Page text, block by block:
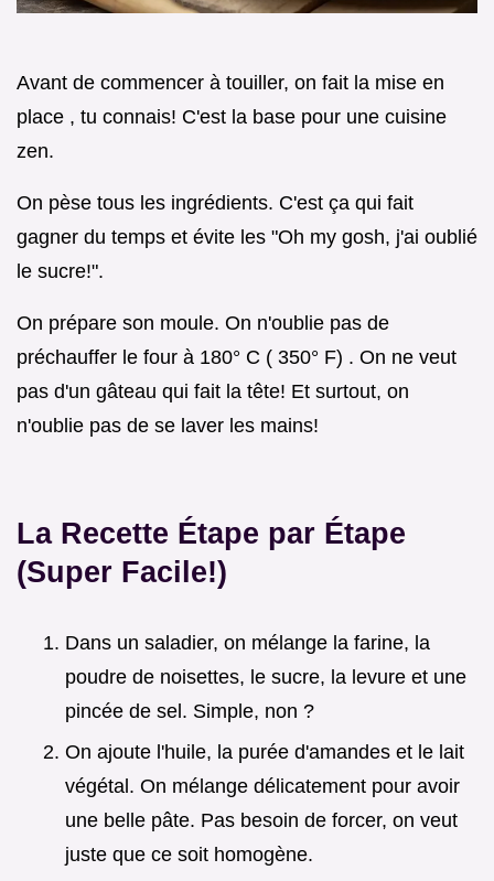
Avant de commencer à touiller, on fait la mise en
place , tu connais! C'est la base pour une cuisine
zen.
On pèse tous les ingrédients. C'est ça qui fait
gagner du temps et évite les "Oh my gosh, j'ai oublié
le sucre!".
On prépare son moule. On n'oublie pas de
préchauffer le four à 180° C ( 350° F) . On ne veut
pas d'un gâteau qui fait la tête! Et surtout, on
n'oublie pas de se laver les mains!
La Recette Étape par Étape
(Super Facile!)
Dans un saladier, on mélange la farine, la
poudre de noisettes, le sucre, la levure et une
pincée de sel. Simple, non ?
On ajoute l'huile, la purée d'amandes et le lait
végétal. On mélange délicatement pour avoir
une belle pâte. Pas besoin de forcer, on veut
juste que ce soit homogène.